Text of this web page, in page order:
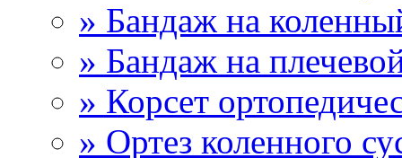
» Бандаж на
» Бандаж на
» Корсет
» Ортез коленного